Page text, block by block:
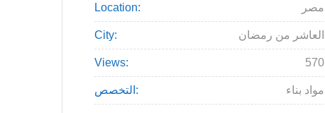
Location: مصر
City: العاشر من رمضان
Views: 570
التخصص: مواد بناء